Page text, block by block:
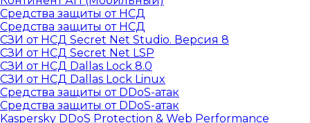
Средства защиты от НСД
Средства защиты от НСД
СЗИ от НСД Secret Net Studio. Версия 8
СЗИ от НСД Secret Net LSP
СЗИ от НСД Dallas Lock 8.0
СЗИ от НСД Dallas Lock Linux
Средства защиты от DDoS-атак
Средства защиты от DDoS-атак
Kaspersky DDoS Protection & Web Performance